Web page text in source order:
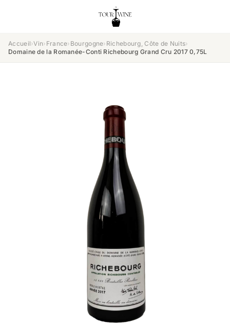
Accueil›Vin› France› Bourgogne› Richebourg, Côte de Nuits›
Domaine de la Romanée-Conti Richebourg Grand Cru 2017 0,75L